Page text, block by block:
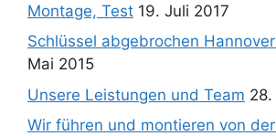
Montage, Test 19. Juli 2017
Schlüssel abgebrochen
Mai 2015
Unsere Leistungen und Team
Wir führen und montieren von